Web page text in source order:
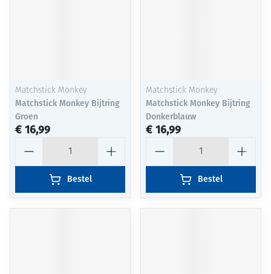
Matchstick Monkey
Matchstick Monkey Bijtring
Groen
€ 16,99
Bestel
Matchstick Monkey
Matchstick Monkey Bijtring
Donkerblauw
€ 16,99
Bestel